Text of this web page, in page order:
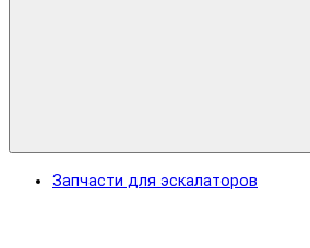
Запчасти для эскалаторов